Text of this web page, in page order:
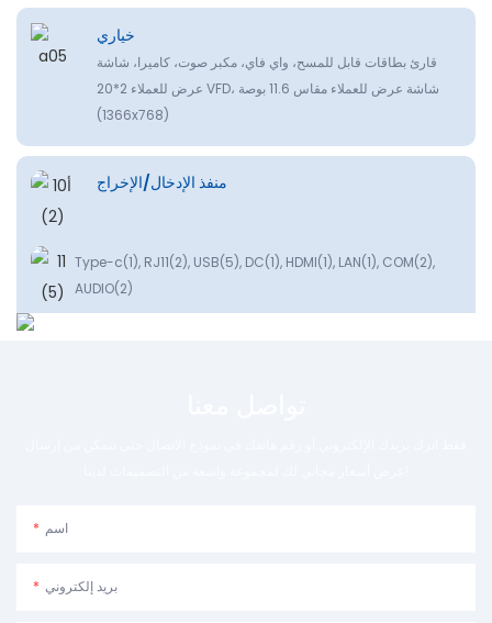
خياري
قارئ بطاقات قابل للمسح، واي فاي، مكبر صوت، كاميرا، شاشة
عرض للعملاء 2*20 VFD، شاشة عرض للعملاء مقاس 11.6 بوصة
(1366x768)
منفذ الإدخال/الإخراج
Type-c(1), RJ11(2), USB(5), DC(1), HDMI(1), LAN(1), COM(2),
AUDIO(2)
اسم
بريد إلكتروني